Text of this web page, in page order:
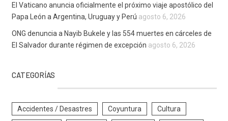
El Vaticano anuncia oficialmente el próximo viaje apostólico del
Papa León a Argentina, Uruguay y Perú agosto 6, 2026
ONG denuncia a Nayib Bukele y las 554 muertes en cárceles de
El Salvador durante régimen de excepción agosto 6, 2026
CATEGORÍAS
Accidentes / Desastres Coyuntura Cultura